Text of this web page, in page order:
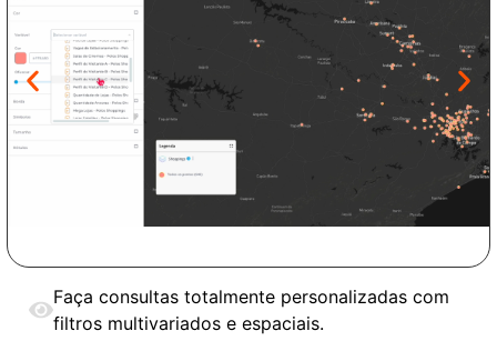
Faça consultas totalmente personalizadas com
filtros multivariados e espaciais.